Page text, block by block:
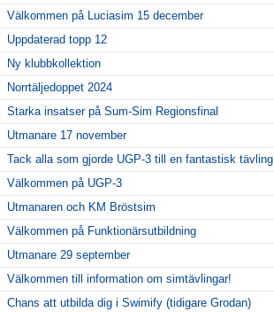
Välkommen på Luciasim 15 december
Uppdaterad topp 12
Ny klubbkollektion
Norrtäljedoppet 2024
Starka insatser på Sum-Sim Regionsfinal
Utmanare 17 november
Tack alla som gjorde UGP-3 till en fantastisk tävling
Välkommen på UGP-3
Utmanaren och KM Bröstsim
Välkommen på Funktionärsutbildning
Utmanare 29 september
Välkommen till information om simtävlingar!
Chans att utbilda dig i Swimify (tidigare Grodan)